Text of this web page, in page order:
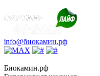
info@биокамин.рф
Биокамин.рф